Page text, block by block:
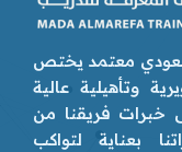
سعودي معتمد يختص
وتأهيلية عالية
خبرات فريقنا من
بعناية لتواكب